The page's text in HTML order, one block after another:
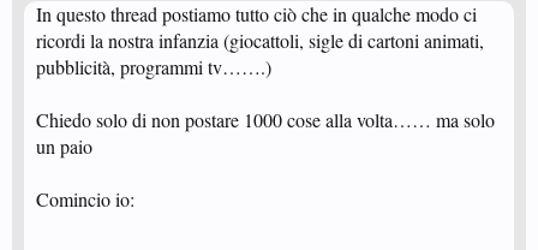
In questo thread postiamo tutto ciò che in qualche modo ci
ricordi la nostra infanzia (giocattoli, sigle di cartoni animati,
pubblicità, programmi tv…….)
Chiedo solo di non postare 1000 cose alla volta…… ma solo
un paio
Comincio io: